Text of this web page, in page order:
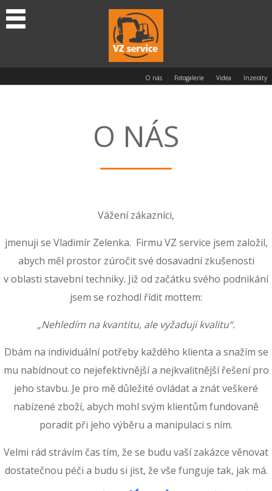
O nás Fotogalerie Videa Inzeráty
O NÁS
Vážení zákazníci,
jmenuji se Vladimír Zelenka. Firmu VZ service jsem založil,
abych měl prostor zúročit své dosavadní zkušenosti
v oblasti stavební techniky. Již od začátku svého podnikání
jsem se rozhodl řídit mottem:
„Nehledím na kvantitu, ale vyžaduji kvalitu“.
Dbám na individuální potřeby každého klienta a snažím se
mu nabídnout co nejefektivnější a nejkvalitnější řešení pro
jeho stavbu. Je pro mě důležité ovládat a znát veškeré
nabízené zboží, abych mohl svým klientům fundovaně
poradit při jeho výběru a manipulaci s ním.
Velmi rád strávím čas tím, že se budu vaší zakázce věnovat
dostatečnou péči a budu si jist, že vše funguje tak, jak má.